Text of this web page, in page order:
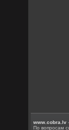
www.cobra.lv
По вопросам